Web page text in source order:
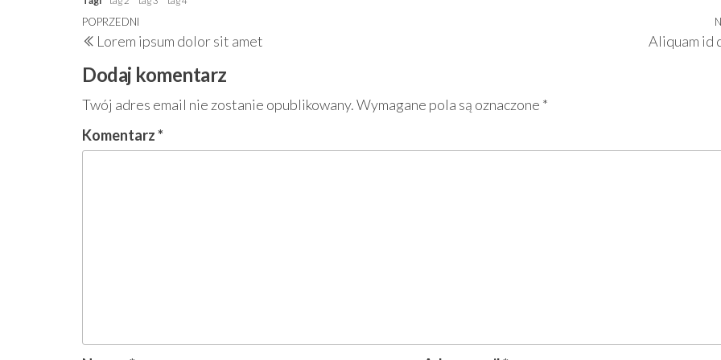
Nawigacja
wpisu
Poprzedni
wpis
POPRZEDNI
Lorem ipsum dolor sit amet Aliquam id
Dodaj komentarz
Twój adres email nie zostanie opublikowany.Wymagane pola są oznaczone *
Komentarz*